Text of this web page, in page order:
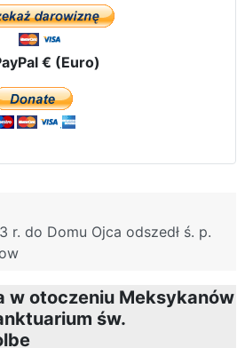
€ (Euro)
r. do Domu Ojca odszedł ś. p.
w otoczeniu Meksykanów
św.